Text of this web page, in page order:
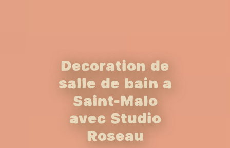
Décoration de
salle de bain à
Saint-Malo
avec Studio
Roseau